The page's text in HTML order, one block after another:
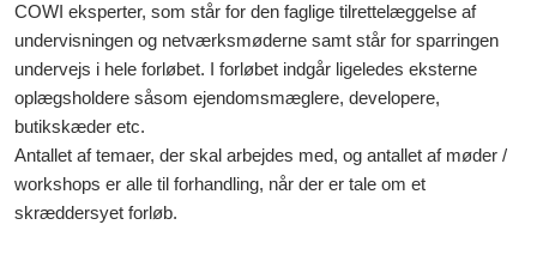
COWI eksperter, som står for den faglige tilrettelæggelse af
undervisningen og netværksmøderne samt står for sparringen
undervejs i hele forløbet. I forløbet indgår ligeledes eksterne
oplægsholdere såsom ejendomsmæglere, developere,
butikskæder etc.
Antallet af temaer, der skal arbejdes med, og antallet af møder /
workshops er alle til forhandling, når der er tale om et
skræddersyet forløb.